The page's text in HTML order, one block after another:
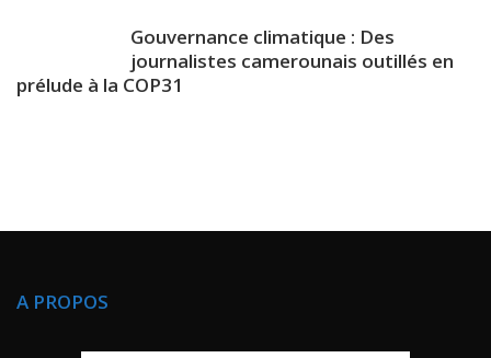
Gouvernance climatique : Des
journalistes camerounais outillés en
prélude à la COP31
A PROPOS